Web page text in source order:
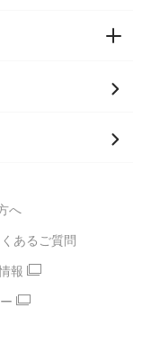
いご
へ
くあるご質問
報